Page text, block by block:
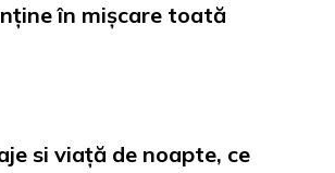
în mișcare toată
si viață de noapte, ce